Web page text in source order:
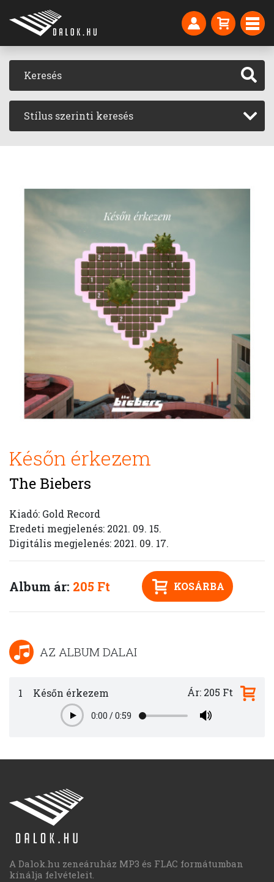
Stílus szerinti keresés
Későn érkezem
The Biebers
Kiadó: Gold Record
Eredeti megjelenés: 2021. 09. 15.
Digitális megjelenés: 2021. 09. 17.
Album ár: 205 Ft KOSÁRBA
AZ ALBUM DALAI
1 Későn érkezem
Play0:00 /0:59
Ár: 205 Ft
A Dalok.hu zeneáruház MP3 és FLAC formátumban
kínálja felvételeit.